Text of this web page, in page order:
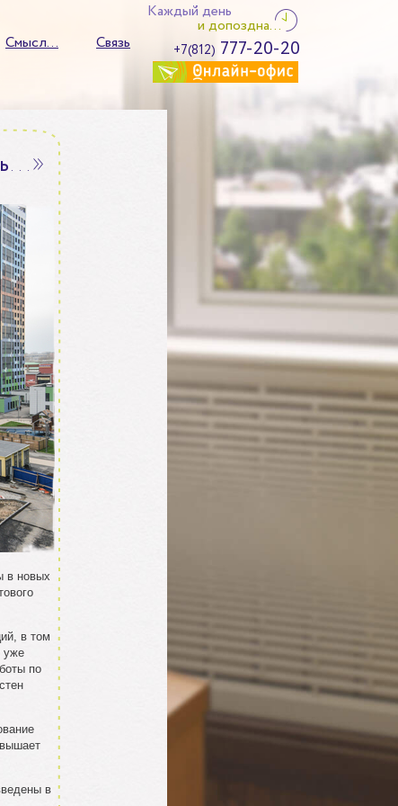
Каждый день
и допоздна...
+7(812) 777-20-20
Смысл... Связь
ь…»
в новых
в том
уже
по
в